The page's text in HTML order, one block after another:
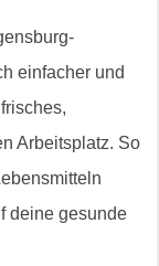
einfacher und
Arbeitsplatz. So
deine gesunde